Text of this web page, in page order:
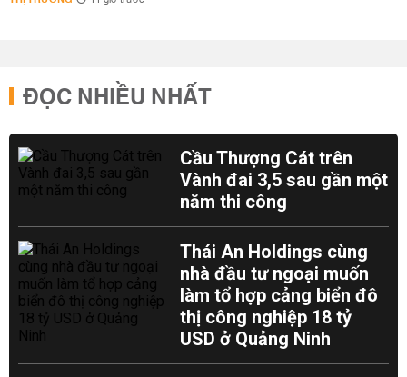
ĐỌC NHIỀU NHẤT
Cầu Thượng Cát trên
Vành đai 3,5 sau gần một
năm thi công
Thái An Holdings cùng
nhà đầu tư ngoại muốn
làm tổ hợp cảng biển đô
thị công nghiệp 18 tỷ
USD ở Quảng Ninh